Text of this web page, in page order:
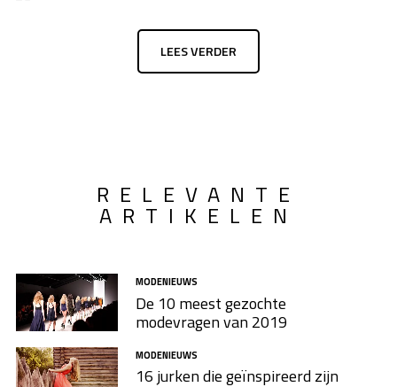
LEES VERDER
RELEVANTE
ARTIKELEN
MODENIEUWS
De 10 meest gezochte
modevragen van 2019
MODENIEUWS
16 jurken die geïnspireerd zijn